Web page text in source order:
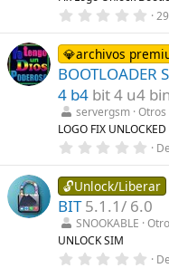
e
l
a
(
s
)
0
0
0
e
s
t
r
e
l
a
(
s
)
💎archivos
BOOTLOADER
4 b4 bit 4 u4
servergsm Otros
LOGO FIX
0
0
0
e
s
t
🔓Unlock/Liberar
BIT 5.1.1/ 6.0
SNOOKABLE
UNLOCK SIM
0